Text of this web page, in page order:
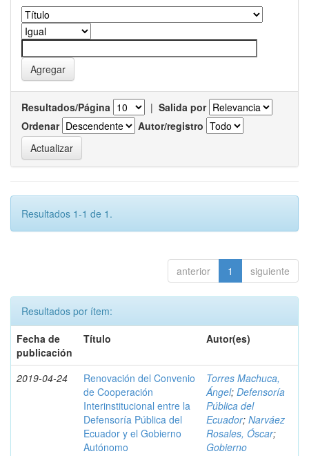
Resultados/Página | Salida por
Ordenar
Autor/registro
Resultados 1-1 de 1.
anterior 1 siguiente
Resultados por ítem:
Fecha de
publicación
Título Autor(es)
2019-04-24
Renovación del Convenio
de Cooperación
Interinstitucional entre la
Defensoría Pública del
Ecuador y el Gobierno
Autónomo
Torres Machuca,
Ángel; Defensoría
Pública del
Ecuador; Narváez
Rosales, Óscar;
Gobierno